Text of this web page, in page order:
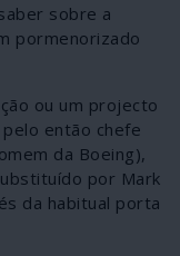
sobre a
pormenorizado
ou um projecto
então chefe
da Boeing),
por Mark
da habitual porta